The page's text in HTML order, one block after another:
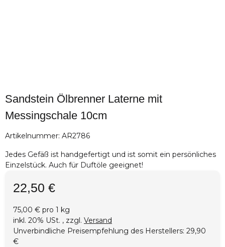
Sandstein Ölbrenner Laterne mit
Messingschale 10cm
Artikelnummer: AR2786
Jedes Gefäß ist handgefertigt und ist somit ein persönliches
Einzelstück. Auch für Duftöle geeignet!
22,50 €
75,00 € pro 1 kg
inkl. 20% USt. , zzgl. Versand
Unverbindliche Preisempfehlung des Herstellers: 29,90
€